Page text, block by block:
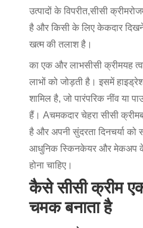
उत्पादों के विपरीत,सीसी क्रीम
है और किसी के लिए केकदार
खत्म की तलाश है।
का एक और लाभसीसी क्रीमयह
लाभों को जोड़ती है। इसमें
शामिल है, जो पारंपरिक नींव या
हैं। Aचमकदार चेहरा सीसी क्रीम
है और अपनी सुंदरता दिनचर्या
आधुनिक स्किनकेयर और मेकअप के
होना चाहिए।
कैसे सीसी क्रीम
चमक बनाता है